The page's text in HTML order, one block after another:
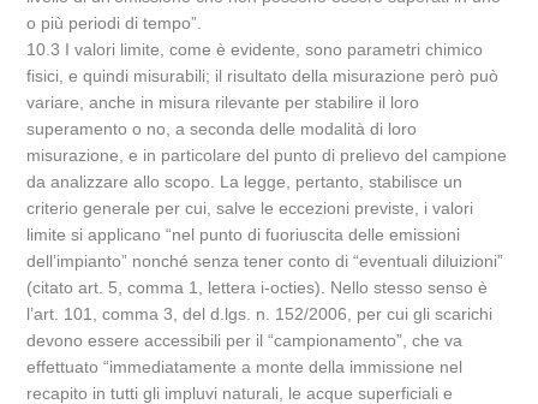
o più periodi di tempo”.
10.3 I valori limite, come è evidente, sono parametri chimico
fisici, e quindi misurabili; il risultato della misurazione però può
variare, anche in misura rilevante per stabilire il loro
superamento o no, a seconda delle modalità di loro
misurazione, e in particolare del punto di prelievo del campione
da analizzare allo scopo. La legge, pertanto, stabilisce un
criterio generale per cui, salve le eccezioni previste, i valori
limite si applicano “nel punto di fuoriuscita delle emissioni
dell’impianto” nonché senza tener conto di “eventuali diluizioni”
(citato art. 5, comma 1, lettera i-octies). Nello stesso senso è
l’art. 101, comma 3, del d.lgs. n. 152/2006, per cui gli scarichi
devono essere accessibili per il “campionamento”, che va
effettuato “immediatamente a monte della immissione nel
recapito in tutti gli impluvi naturali, le acque superficiali e